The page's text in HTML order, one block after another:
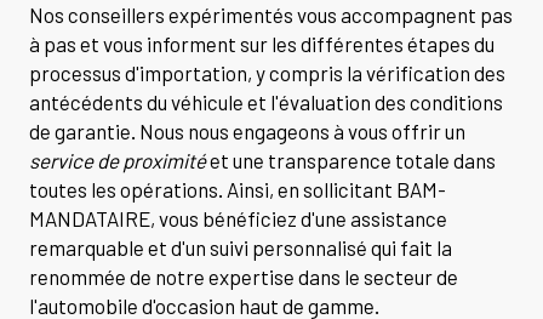
Nos conseillers expérimentés vous accompagnent pas
à pas et vous informent sur les différentes étapes du
processus d'importation, y compris la vérification des
antécédents du véhicule et l'évaluation des conditions
de garantie. Nous nous engageons à vous offrir un
service de proximitéet une transparence totale dans
toutes les opérations. Ainsi, en sollicitant BAM-
MANDATAIRE, vous bénéficiez d'une assistance
remarquable et d'un suivi personnalisé qui fait la
renommée de notre expertise dans le secteur de
l'automobile d'occasion haut de gamme.